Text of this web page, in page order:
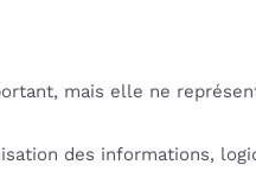
mais elle ne
des informations,